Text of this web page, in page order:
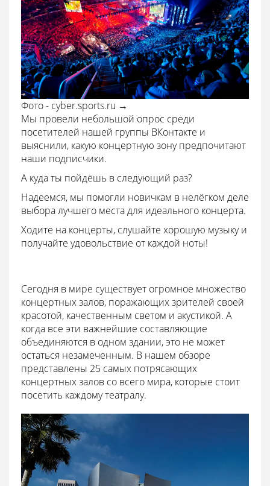
Фото - cyber.sports.ru →
Мы провели небольшой опрос среди
посетителей нашей группы ВКонтакте и
выяснили, какую концертную зону предпочитают
наши подписчики.
А куда ты пойдёшь в следующий раз?
Надеемся, мы помогли новичкам в нелёгком деле
выбора лучшего места для идеального концерта.
Ходите на концерты, слушайте хорошую музыку и
получайте удовольствие от каждой ноты!
Сегодня в мире существует огромное множество
концертных залов, поражающих зрителей своей
красотой, качественным светом и акустикой. А
когда все эти важнейшие составляющие
объединяются в одном здании, это не может
остаться незамеченным. В нашем обзоре
представлены 25 самых потрясающих
концертных залов со всего мира, которые стоит
посетить каждому театралу.